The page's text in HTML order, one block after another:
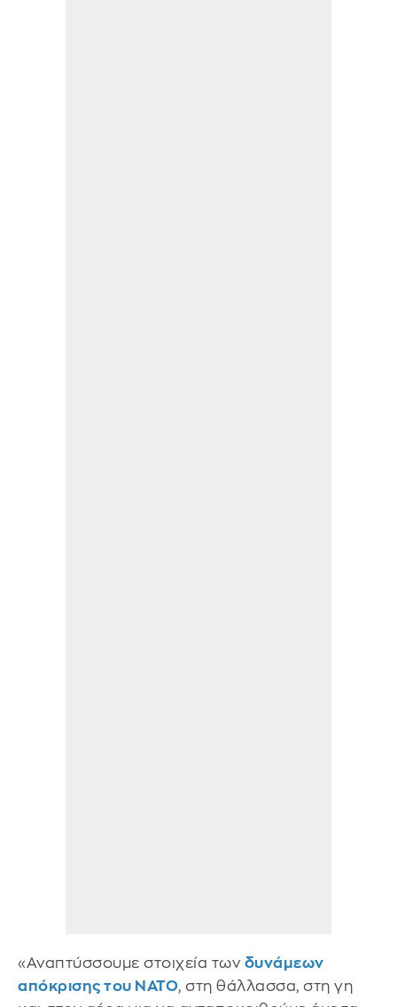
«Αναπτύσσουμε στοιχεία των δυνάμεων
απόκρισης του ΝΑΤΟ, στη θάλλασσα, στη γη